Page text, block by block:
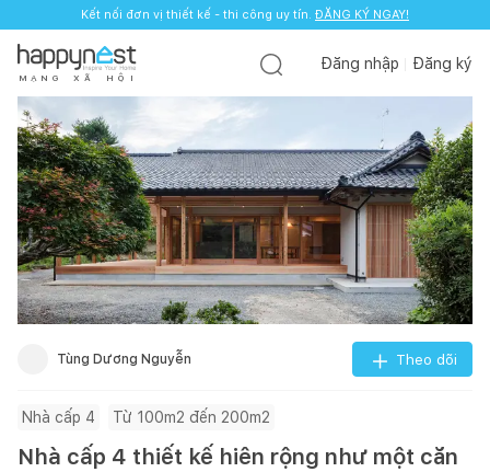
Kết nối đơn vị thiết kế - thi công uy tín. ĐĂNG KÝ NGAY!
M Ạ N G X Ã H Ộ I
Đăng nhập Đăng ký
Tùng Dương Nguyễn Theo dõi
Nhà cấp 4 Từ 100m2 đến 200m2
Nhà cấp 4 thiết kế hiên rộng như một căn